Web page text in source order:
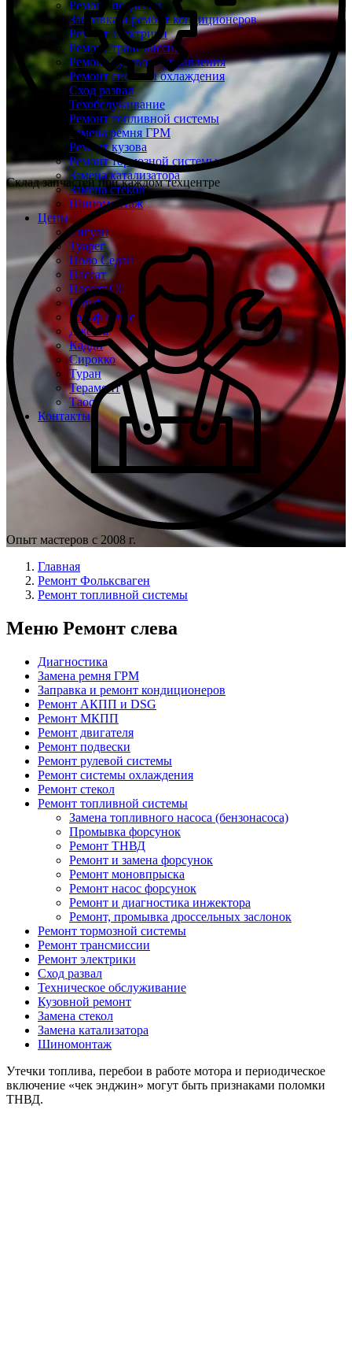
Ремонт подвески
Заправка и ремонт кондиционеров
Ремонт электрики
Ремонт трансмиссии
Ремонт рулевого управления
Ремонт системы охлаждения
Сход развал
Техобслуживание
Ремонт топливной системы
Замена ремня ГРМ
Ремонт кузова
Ремонт тормозной системы
Замена катализатора
Замена стекол
Шиномонтаж
Цены
Тигуан
Туарег
Поло Седан
Пассат
Пассат СС
Гольф
Гольф Плюс
Джетта
Кадди
Сирокко
Туран
Терамонт
Таос
Контакты
Склад запчастей при каждом техцентре
Опыт мастеров с 2008 г.
Главная
Ремонт Фольксваген
Ремонт топливной системы
Меню Ремонт слева
Диагностика
Замена ремня ГРМ
Заправка и ремонт кондиционеров
Ремонт АКПП и DSG
Ремонт МКПП
Ремонт двигателя
Ремонт подвески
Ремонт рулевой системы
Ремонт системы охлаждения
Ремонт стекол
Ремонт топливной системы
Замена топливного насоса (бензонасоса)
Промывка форсунок
Ремонт ТНВД
Ремонт и замена форсунок
Ремонт моновпрыска
Ремонт насос форсунок
Ремонт и диагностика инжектора
Ремонт, промывка дроссельных заслонок
Ремонт тормозной системы
Ремонт трансмиссии
Ремонт электрики
Сход развал
Техническое обслуживание
Кузовной ремонт
Замена стекол
Замена катализатора
Шиномонтаж
Утечки топлива, перебои в работе мотора и периодическое
включение «чек энджин» могут быть признаками поломки
ТНВД.